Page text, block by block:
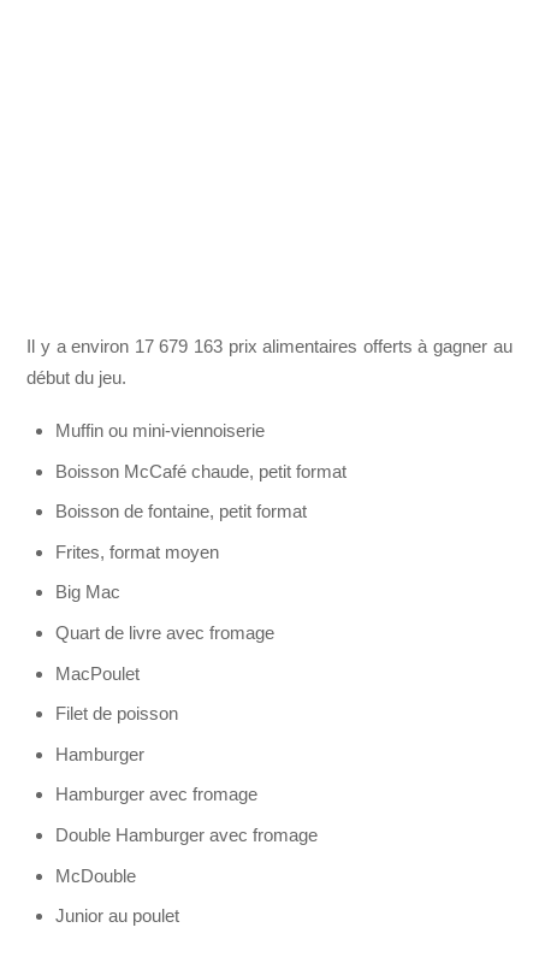
Il y a environ 17 679 163 prix alimentaires offerts à gagner au
début du jeu.
Muffin ou mini-viennoiserie
Boisson McCafé chaude, petit format
Boisson de fontaine, petit format
Frites, format moyen
Big Mac
Quart de livre avec fromage
MacPoulet
Filet de poisson
Hamburger
Hamburger avec fromage
Double Hamburger avec fromage
McDouble
Junior au poulet